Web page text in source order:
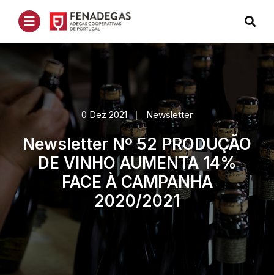
0 Dez 2021 Newsletter
Newsletter Nº 52 PRODUÇÃO
DE VINHO AUMENTA 14%
FACE À CAMPANHA
2020/2021